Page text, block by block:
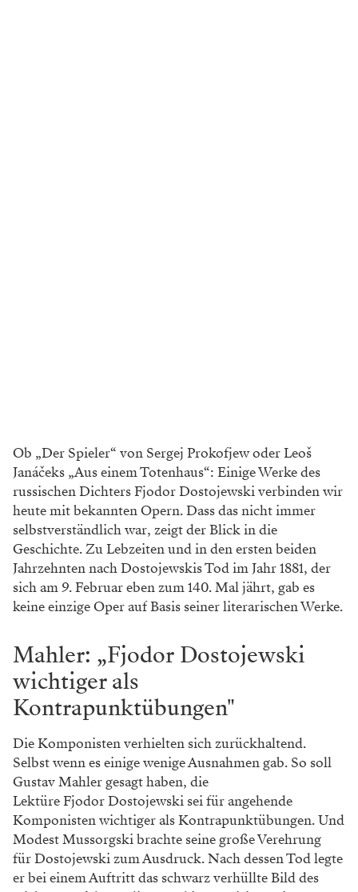
Ob „Der Spieler“ von Sergej Prokofjew oder Leoš
Janáčeks „Aus einem Totenhaus“: Einige Werke des
russischen Dichters Fjodor Dostojewski verbinden wir
heute mit bekannten Opern. Dass das nicht immer
selbstverständlich war, zeigt der Blick in die
Geschichte. Zu Lebzeiten und in den ersten beiden
Jahrzehnten nach Dostojewskis Tod im Jahr 1881, der
sich am 9. Februar eben zum 140. Mal jährt, gab es
keine einzige Oper auf Basis seiner literarischen Werke.
Mahler: „Fjodor Dostojewski
wichtiger als
Kontrapunktübungen"
Die Komponisten verhielten sich zurückhaltend.
Selbst wenn es einige wenige Ausnahmen gab. So soll
Gustav Mahler gesagt haben, die
Lektüre Fjodor Dostojewski sei für angehende
Komponisten wichtiger als Kontrapunktübungen. Und
Modest Mussorgski brachte seine große Verehrung
für Dostojewski zum Ausdruck. Nach dessen Tod legte
er bei einem Auftritt das schwarz verhüllte Bild des